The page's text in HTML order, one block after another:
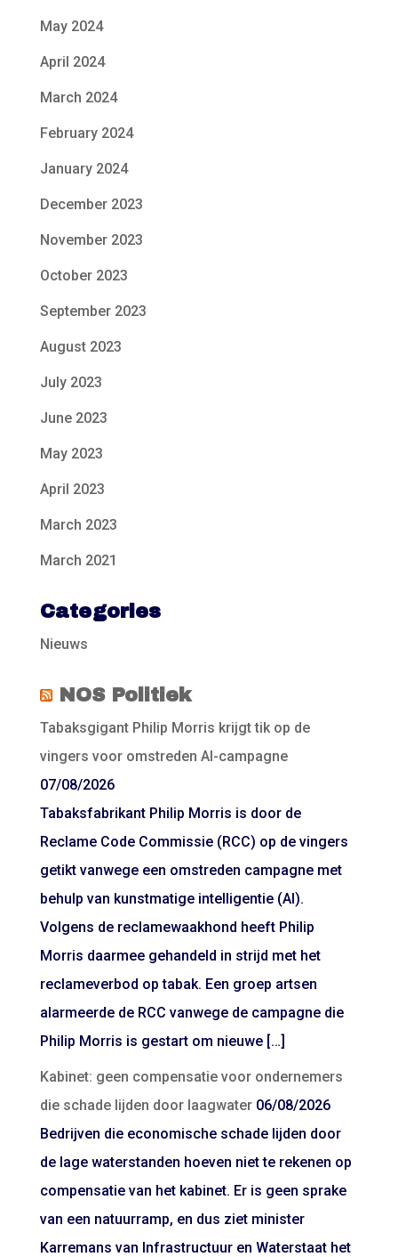
May 2024
April 2024
March 2024
February 2024
January 2024
December 2023
November 2023
October 2023
September 2023
August 2023
July 2023
June 2023
May 2023
April 2023
March 2023
March 2021
Categories
Nieuws
NOS Politiek
Tabaksgigant Philip Morris krijgt tik op de
vingers voor omstreden AI-campagne
07/08/2026
Tabaksfabrikant Philip Morris is door de
Reclame Code Commissie (RCC) op de vingers
getikt vanwege een omstreden campagne met
behulp van kunstmatige intelligentie (AI).
Volgens de reclamewaakhond heeft Philip
Morris daarmee gehandeld in strijd met het
reclameverbod op tabak. Een groep artsen
alarmeerde de RCC vanwege de campagne die
Philip Morris is gestart om nieuwe […]
Kabinet: geen compensatie voor ondernemers
die schade lijden door laagwater 06/08/2026
Bedrijven die economische schade lijden door
de lage waterstanden hoeven niet te rekenen op
compensatie van het kabinet. Er is geen sprake
van een natuurramp, en dus ziet minister
Karremans van Infrastructuur en Waterstaat het